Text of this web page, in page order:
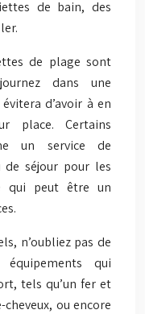
de bain, des
de plage sont
dans une
d’avoir à en
place. Certains
un service de
séjour pour les
qui peut être un
n’oubliez pas de
qui
tels qu’un fer et
ou encore